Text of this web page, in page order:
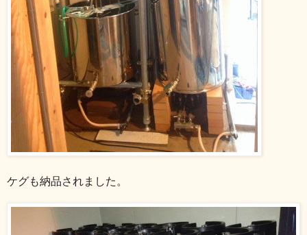
ケグも納品されました。